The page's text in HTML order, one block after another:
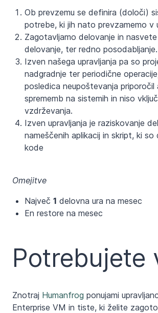
Ob prevzemu se definira (določi)
potrebe, ki jih nato prevzamemo v
Zagotavljamo delovanje in
delovanje, ter redno posodabljanje.
Izven našega upravljanja pa so
nadgradnje ter periodične
posledica neupoštevanja priporočil
sprememb na sistemih in niso
vzdrževanja.
Izven upravljanja je raziskovanje
nameščenih aplikacij in skript, ki so
kode
Omejitve
Največ 1 delovna ura na mesec
En restore na mesec
Potrebujete
Znotraj Humanfrog ponujami
Enterprise VM in tiste, ki želite